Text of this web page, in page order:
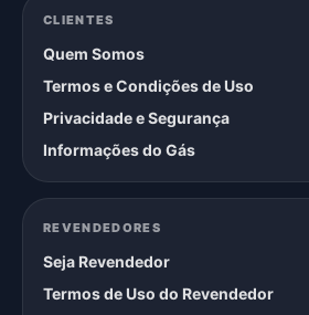
CLIENTES
Quem Somos
Termos e Condições de Uso
Privacidade e Segurança
Informações do Gás
REVENDEDORES
Seja Revendedor
Termos de Uso do Revendedor